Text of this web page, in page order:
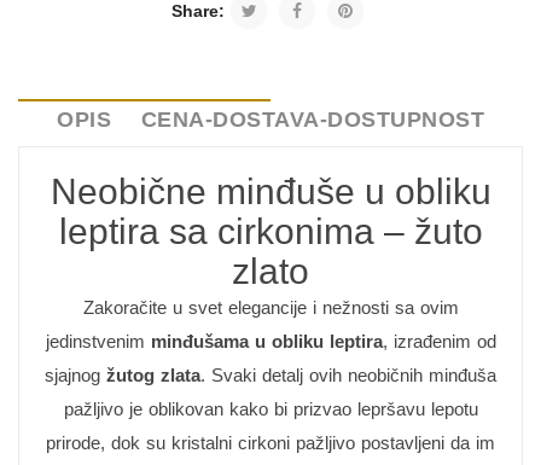
Share:
OPIS CENA-DOSTAVA-DOSTUPNOST
Neobične minđuše u obliku
leptira sa cirkonima – žuto
zlato
Zakoračite u svet elegancije i nežnosti sa ovim
jedinstvenim minđušama u obliku leptira, izrađenim od
sjajnog žutog zlata. Svaki detalj ovih neobičnih minđuša
pažljivo je oblikovan kako bi prizvao lepršavu lepotu
prirode, dok su kristalni cirkoni pažljivo postavljeni da im